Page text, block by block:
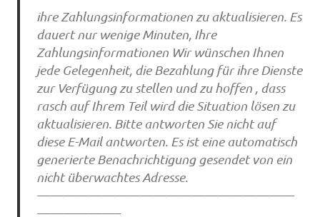
ihre Zahlungsinformationen zu aktualisieren. Es
dauert nur wenige Minuten, Ihre
Zahlungsinformationen Wir wünschen Ihnen
jede Gelegenheit, die Bezahlung für ihre Dienste
zur Verfügung zu stellen und zu hoffen , dass
rasch auf Ihrem Teil wird die Situation lösen zu
aktualisieren. Bitte antworten Sie nicht auf
diese E-Mail antworten. Es ist eine automatisch
generierte Benachrichtigung gesendet von ein
nicht überwachtes Adresse.
————————————————————
——————–